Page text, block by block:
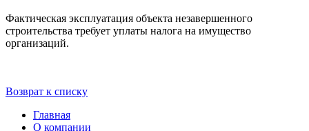
Фактическая эксплуатация объекта незавершенного
строительства требует уплаты налога на имущество
организаций.
Возврат к списку
Главная
О компании